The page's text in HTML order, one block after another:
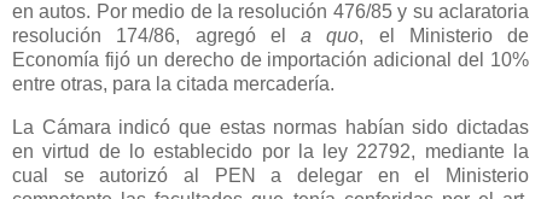
en autos. Por medio de la resolución 476/85 y su aclaratoria
resolución 174/86, agregó el a quo, el Ministerio de
Economía fijó un derecho de importación adicional del 10%
entre otras, para la citada mercadería.
La Cámara indicó que estas normas habían sido dictadas
en virtud de lo establecido por la ley 22792, mediante la
cual se autorizó al PEN a delegar en el Ministerio